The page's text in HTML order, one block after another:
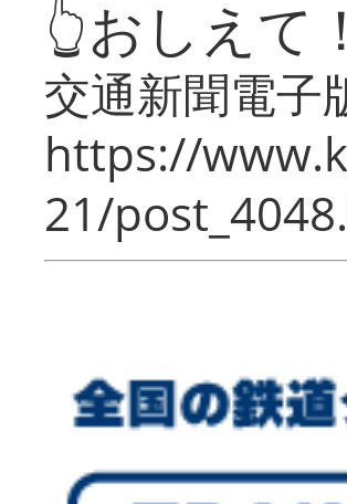
👆おしえ
交通新聞電子
https://
21/